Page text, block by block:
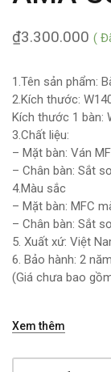
3.300.000
₫ (
1.Tên sản phẩm:
2.Kích thước:
Kích thước 1 bàn:
3.Chất liệu:
– Mặt bàn: Ván
– Chân bàn: Sắt
4.Màu sắc
– Mặt bàn: MFC
– Chân bàn: Sắt
5. Xuất xứ: Việt
6. Bảo hành: 2 năm
(Giá chưa bao
Xem thêm